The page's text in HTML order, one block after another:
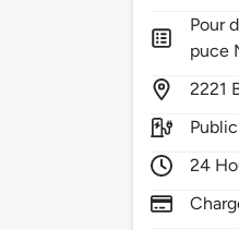
Pour
puce
2221
Public
24